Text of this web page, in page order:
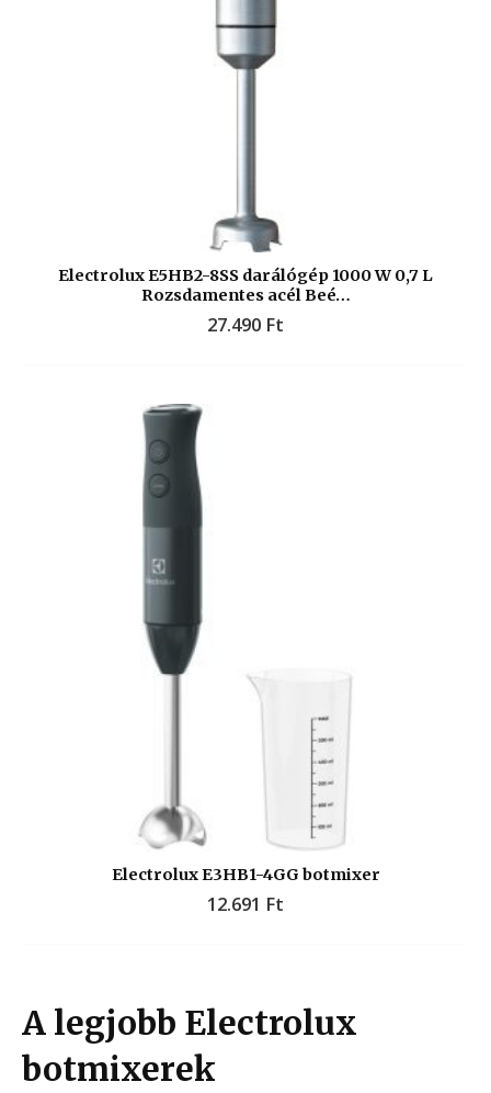
Electrolux E5HB2-8SS darálógép 1000 W 0,7 L
Rozsdamentes acél Beé…
27.490 Ft
Electrolux E3HB1-4GG botmixer
12.691 Ft
A legjobb Electrolux
botmixerek